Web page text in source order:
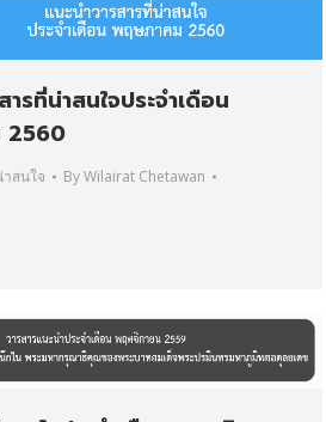
ารที่น่าสนใจประจำเดือน
2560
สนใจ ByWilairat Chetawan